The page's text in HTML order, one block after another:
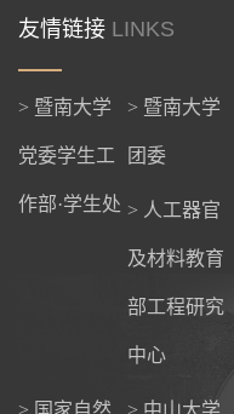
友情链接 LINKS
> 暨南大学
党委学生工
作部·学生处
> 暨南大学
团委
> 人工器官
及材料教育
部工程研究
中心
> 国家自然 > 中山大学